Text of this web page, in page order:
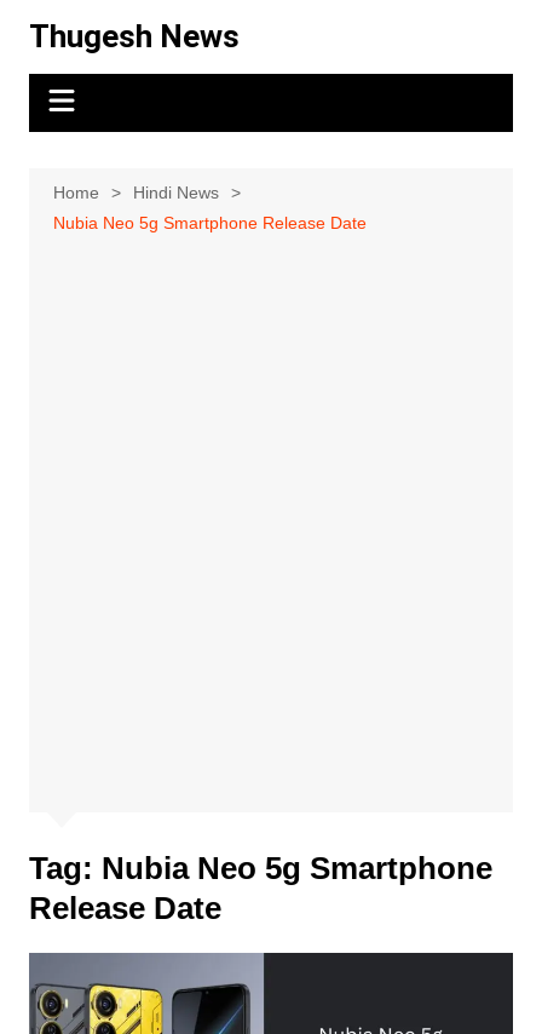
content
Thugesh News
Home
Hindi News
Nubia Neo 5g Smartphone Release Date
Tag: Nubia Neo 5g Smartphone
Release Date